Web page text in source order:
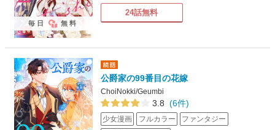
24話無料
毎日 無料
公爵家の99番目の花嫁
ChoiNokki/Geumbi
3.8 (6件)
少女漫画 フルカラー
ファンタジー